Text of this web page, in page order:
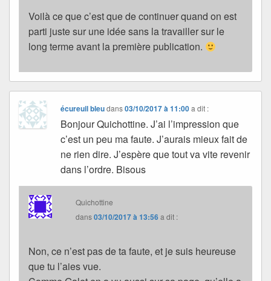
Voilà ce que c’est que de continuer quand on est
parti juste sur une idée sans la travailler sur le
long terme avant la première publication.
écureuil bleudans03/10/2017 à 11:00 a dit :
Bonjour Quichottine. J’ai l’impression que
c’est un peu ma faute. J’aurais mieux fait de
ne rien dire. J’espère que tout va vite revenir
dans l’ordre. Bisous
Quichottine
dans03/10/2017 à 13:56a dit :
Non, ce n’est pas de ta faute, et je suis heureuse
que tu l’aies vue.